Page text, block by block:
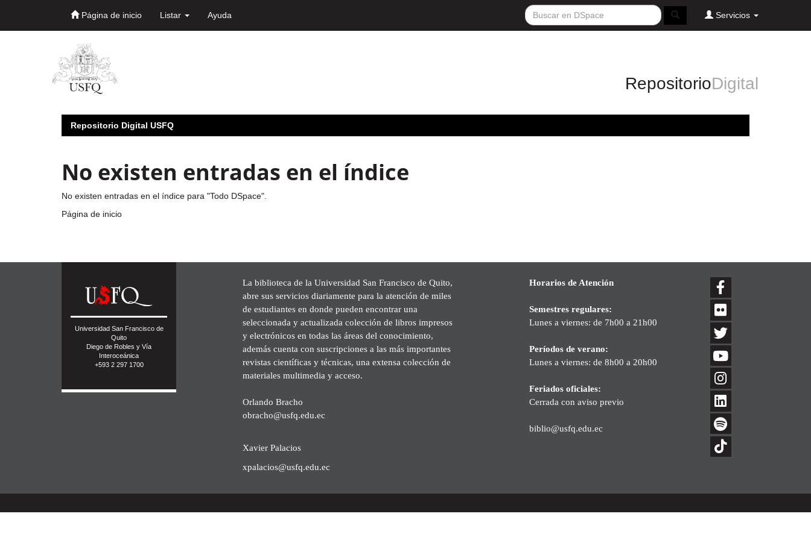
Página de inicio Listar Ayuda Servicios
RepositorioDigital
Repositorio Digital USFQ
No existen entradas en el índice
No existen entradas en el índice para "Todo DSpace".
Página de inicio
Universidad San Francisco de
Quito
Diego de Robles y Vía
Interoceánica
+593 2 297 1700
La biblioteca de la Universidad San Francisco de Quito,
abre sus servicios diariamente para la atención de miles
de estudiantes en donde pueden encontrar una
seleccionada y actualizada colección de libros impresos
y electrónicos en todas las áreas del conocimiento,
además cuenta con suscripciones a las más importantes
revistas científicas y técnicas, una extensa colección de
materiales multimedia y acceso.
Orlando Bracho
obracho@usfq.edu.ec
Xavier Palacios
xpalacios@usfq.edu.ec
Horarios de Atención
Semestres regulares:
Lunes a viernes: de 7h00 a 21h00
Períodos de verano:
Lunes a viernes: de 8h00 a 20h00
Feriados oficiales:
Cerrada con aviso previo
biblio@usfq.edu.ec